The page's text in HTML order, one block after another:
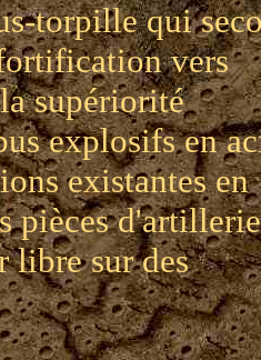
torpille qui
vers
supériorité
explosifs en
existantes en
pièces
libre sur des